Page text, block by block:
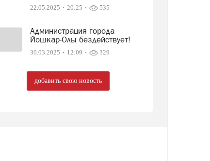
22.05.2025 20:25 535
Администрация города
Йошкар-Олы бездействует!
30.03.2025 12:09 329
добавить свою новость